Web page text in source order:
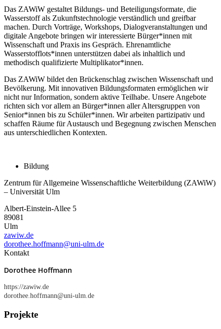
Das ZAWiW gestaltet Bildungs- und Beteiligungsformate, die
Wasserstoff als Zukunftstechnologie verständlich und greifbar
machen. Durch Vorträge, Workshops, Dialogveranstaltungen und
digitale Angebote bringen wir interessierte Bürger*innen mit
Wissenschaft und Praxis ins Gespräch. Ehrenamtliche
Wasserstofflots*innen unterstützen dabei als inhaltlich und
methodisch qualifizierte Multiplikator*innen.
Das ZAWiW bildet den Brückenschlag zwischen Wissenschaft und
Bevölkerung. Mit innovativen Bildungsformaten ermöglichen wir
nicht nur Information, sondern aktive Teilhabe. Unsere Angebote
richten sich vor allem an Bürger*innen aller Altersgruppen von
Senior*innen bis zu Schüler*innen. Wir arbeiten partizipativ und
schaffen Räume für Austausch und Begegnung zwischen Menschen
aus unterschiedlichen Kontexten.
Bildung
Zentrum für Allgemeine Wissenschaftliche Weiterbildung (ZAWiW)
– Universität Ulm
Albert-Einstein-Allee 5
89081
Ulm
zawiw.de
dorothee.hoffmann@uni-ulm.de
Kontakt
Dorothee Hoffmann
https://zawiw.de
dorothee.hoffmann@uni-ulm.de
Projekte